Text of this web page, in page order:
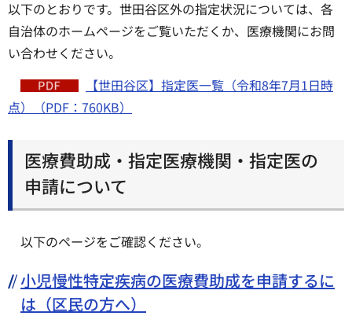
以下のとおりです。世田谷区外の指定状況については、各
自治体のホームページをご覧いただくか、医療機関にお問
い合わせください。
【世田谷区】指定医一覧（令和8年7月1日時
点）（PDF：760KB）
医療費助成・指定医療機関・指定医の
申請について
以下のページをご確認ください。
小児慢性特定疾病の医療費助成を申請するに
は（区民の方へ）